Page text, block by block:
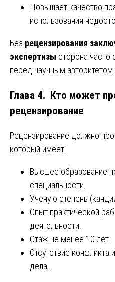
Повышает качество
использования
Без рецензирования
экспертизы сторона часто
перед научным
Глава 4. Кто может
рецензирование
Рецензирование должно
который имеет:
Высшее образование
специальности.
Ученую степень
Опыт практической
деятельности.
Стаж не менее 10 лет.
Отсутствие конфликта
дела.